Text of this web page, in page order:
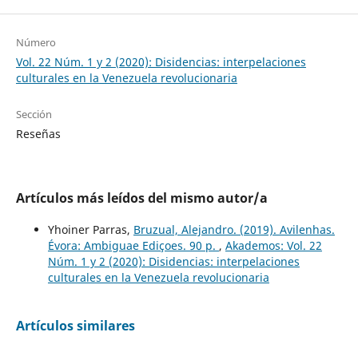
Número
Vol. 22 Núm. 1 y 2 (2020): Disidencias: interpelaciones
culturales en la Venezuela revolucionaria
Sección
Reseñas
Artículos más leídos del mismo autor/a
Yhoiner Parras, Bruzual, Alejandro. (2019). Avilenhas.
Évora: Ambiguae Ediçoes. 90 p. , Akademos: Vol. 22
Núm. 1 y 2 (2020): Disidencias: interpelaciones
culturales en la Venezuela revolucionaria
Artículos similares